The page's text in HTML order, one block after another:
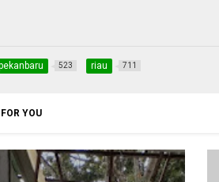
523 riau 711
YOU